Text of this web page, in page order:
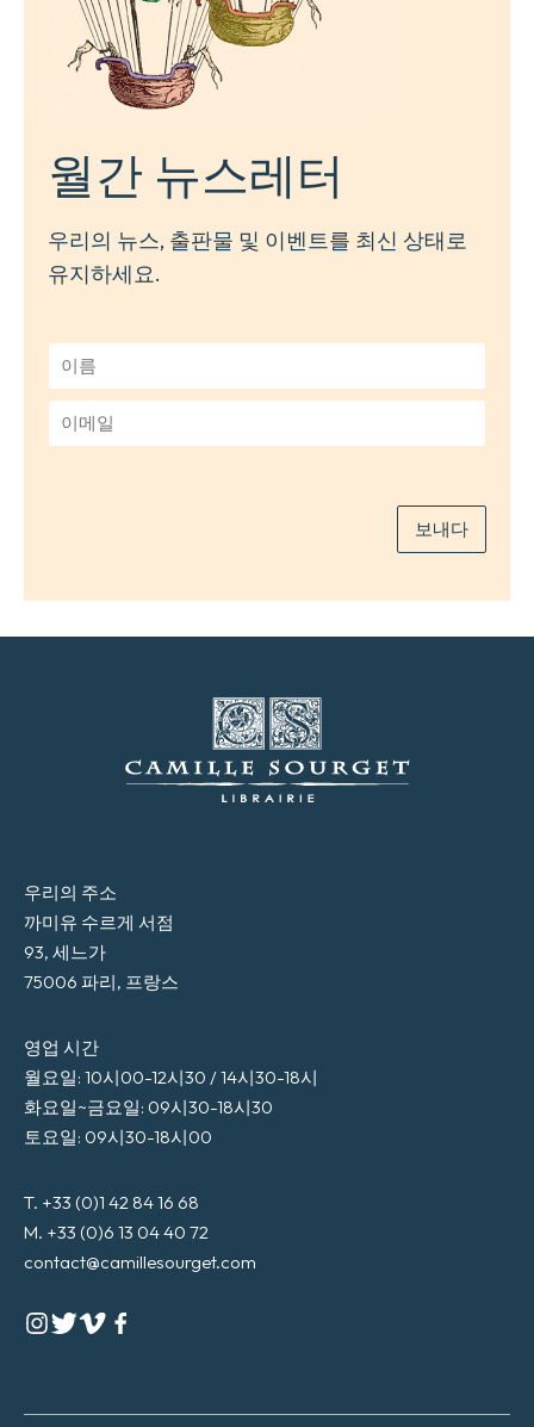
월간 뉴스레터
우리의 뉴스, 출판물 및 이벤트를 최신 상태로
유지하세요.
름
*
메
보내다
우리의 주소
까미유 수르게 서점
93, 세느가
75006 파리, 프랑스
영업 시간
월요일: 10시00-12시30 / 14시30-18시
화요일~금요일: 09시30-18시30
토요일: 09시30-18시00
T. +33 (0)1 42 84 16 68
M. +33 (0)6 13 04 40 72
contact@camillesourget.com